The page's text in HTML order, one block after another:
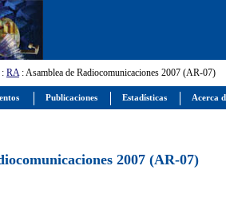
: RA: Asamblea de Radiocomunicaciones 2007 (AR-07)
2007 (AR-07)
Publicaciones Estadísticas Acerca